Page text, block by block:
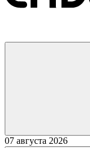
07 августа 2026